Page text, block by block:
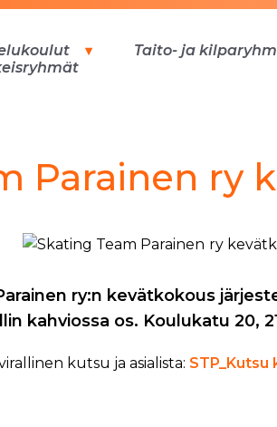
Taito- ja
Parainen ry
ry:n kevätkokous
kahviossa os. Koulukatu 20,
kutsu ja asialista: